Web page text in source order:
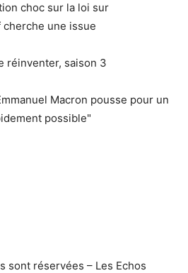
choc sur la loi sur
une issue
réinventer, saison 3
Macron pousse pour un
possible"
sont réservées – Les Echos